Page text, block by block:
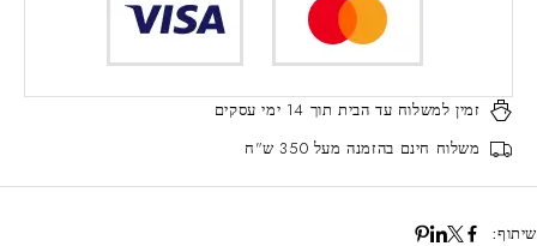
זמין למשלוח עד הביתתוך 14 ימי עסקים
משלוח חינם בהזמנה מעל 350 ש"ח
שיתוף: